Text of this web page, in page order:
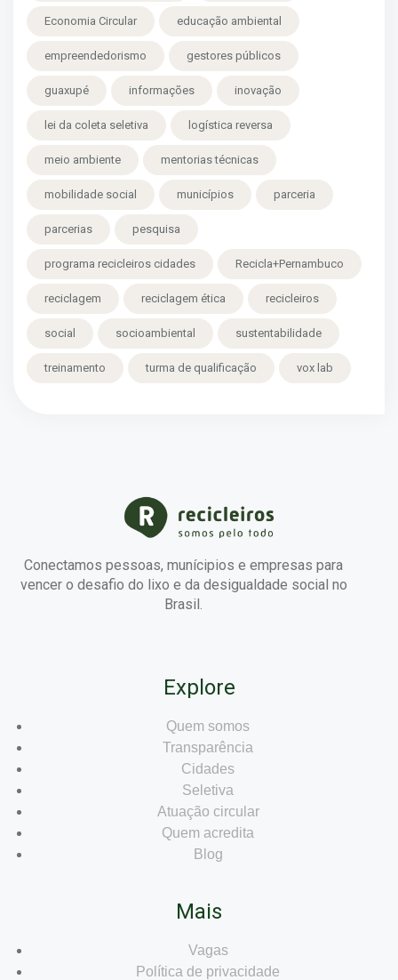
Economia Circular educação ambiental
empreendedorismo gestores públicos
guaxupé informações inovação
lei da coleta seletiva logística reversa
meio ambiente mentorias técnicas
mobilidade social municípios parceria
parcerias pesquisa
programa recicleiros cidades Recicla+Pernambuco
reciclagem reciclagem ética recicleiros
social socioambiental sustentabilidade
treinamento turma de qualificação vox lab
Conectamos pessoas, munícipios e empresas para
vencer o desafio do lixo e da desigualdade social no
Brasil.
Explore
Quem somos
Transparência
Cidades
Seletiva
Atuação circular
Quem acredita
Blog
Mais
Vagas
Política de privacidade